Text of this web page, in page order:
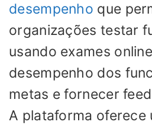
desempenho que
organizações testar
usando exames
desempenho dos
metas e fornecer
A plataforma oferece